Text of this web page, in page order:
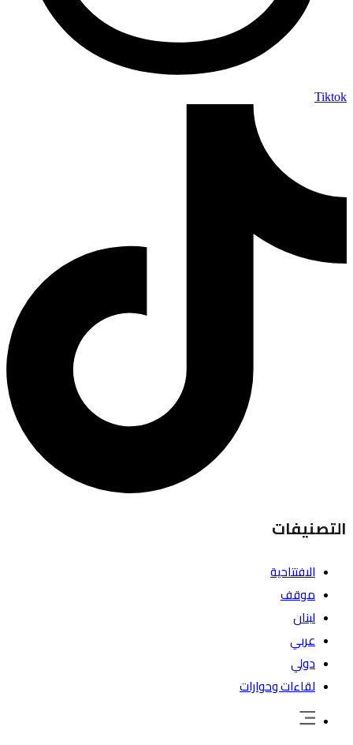
Tiktok
التصنيفات
الافتتاحية
موقف
لبنان
عربي
دولي
لقاءات وحوارات